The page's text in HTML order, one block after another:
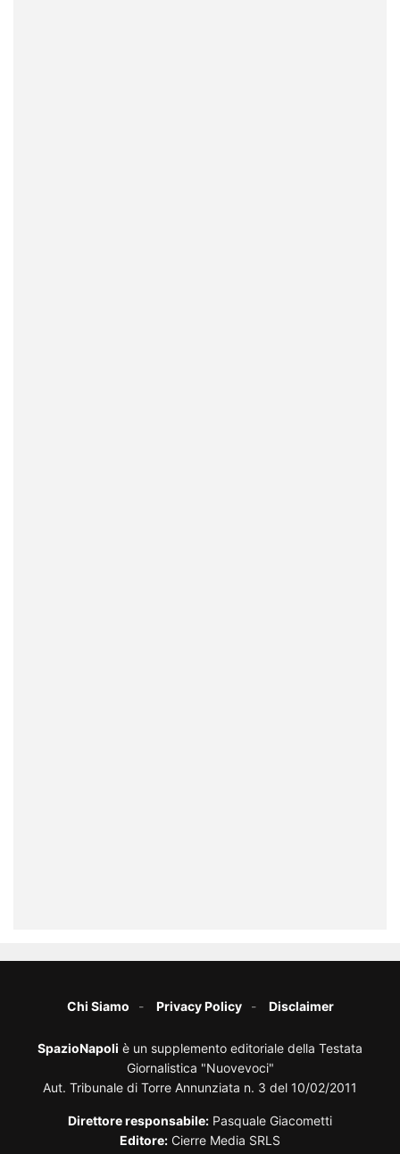
Chi Siamo Privacy Policy Disclaimer
SpazioNapoli è un supplemento editoriale della Testata
Giornalistica "Nuovevoci"
Aut. Tribunale di Torre Annunziata n. 3 del 10/02/2011
Direttore responsabile: Pasquale Giacometti
Editore: Cierre Media SRLS